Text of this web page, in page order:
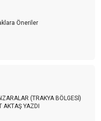
Öneriler
(TRAKYA BÖLGESİ)
AKTAŞ YAZDI